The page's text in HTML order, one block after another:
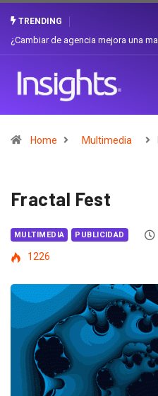
TRENDING
Gabriela Herrera y el arte de
Home Multimedia
Fractal Fest
MULTIMEDIA PUBLICIDAD
1226